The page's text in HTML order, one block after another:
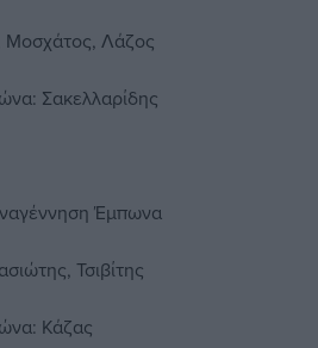
Μοσχάτος, Λάζος
Σακελλαρίδης
Έμπωνα
Τσιβίτης
Κάζας